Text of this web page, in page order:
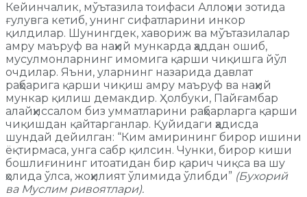
Кейинчалик, мўътазила тоифаси Аллоҳни зотида
ғулувга кетиб, унинг сифатларини инкор
қилдилар. Шунингдек, хавориж ва мўътазилалар
амру маъруф ва наҳий мункарда ҳаддан ошиб,
мусулмонларнинг имомига қарши чиқишга йўл
очдилар. Яъни, уларнинг назарида давлат
раҳбарига қарши чиқиш амру маъруф ва наҳий
мункар қилиш демакдир. Ҳолбуки, Пайғамбар
алайҳиссалом биз умматларини раҳбарларга қарши
чиқишдан қайтарганлар. Қуйидаги ҳадисда
шундай дейилган: “Ким амирининг бирор ишини
ёқтирмаса, унга сабр қилсин. Чунки, бирор киши
бошлиғининг итоатидан бир қарич чиқса ва шу
ҳолида ўлса, жоҳилият ўлимида ўлибди” (Бухорий
ва Муслим ривоятлари).